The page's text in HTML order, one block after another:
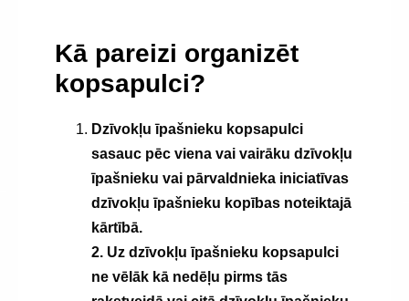
Kā pareizi organizēt
kopsapulci?
Dzīvokļu īpašnieku kopsapulci
sasauc pēc viena vai vairāku dzīvokļu
īpašnieku vai pārvaldnieka iniciatīvas
dzīvokļu īpašnieku kopības noteiktajā
kārtībā.
2. Uz dzīvokļu īpašnieku kopsapulci
ne vēlāk kā nedēļu pirms tās